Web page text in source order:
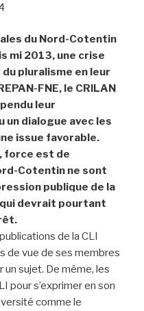
du Nord-Cotentin
mi 2013, une crise
pluralisme en leur
FNE, le CRILAN
leur
dialogue avec les
issue favorable.
force est de
Cotentin ne sont
publique de la
devrait pourtant
de la CLI
de vue de ses membres
un sujet. De même, les
pour s’exprimer en son
comme le